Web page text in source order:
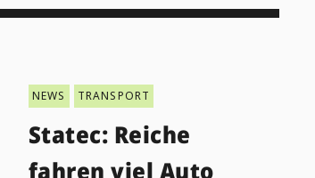
NEWS TRANSPORT
Statec: Reiche
fahren viel Auto